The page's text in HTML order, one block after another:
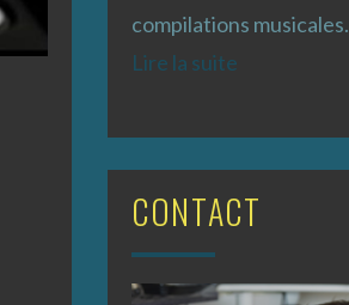
compilations musicales.
Lire la suite
CONTACT